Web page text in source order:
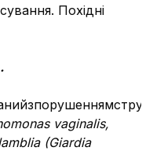
Похідні
.
vaginalis,
(Giardia